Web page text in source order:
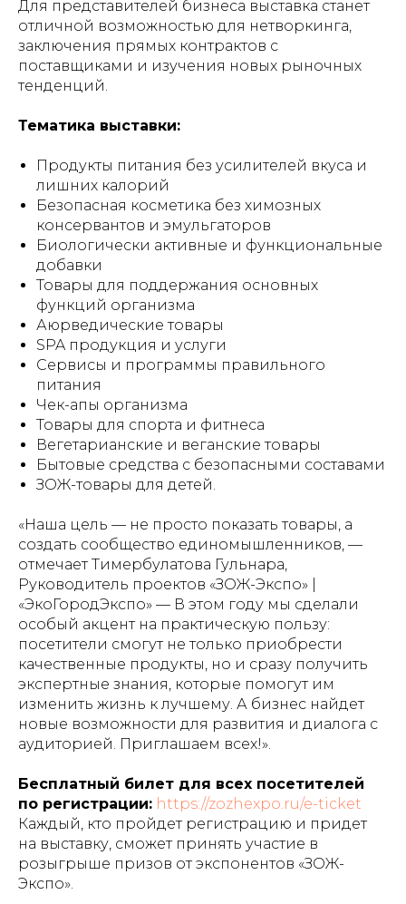
Для представителей бизнеса выставка станет
отличной возможностью для нетворкинга,
заключения прямых контрактов с
поставщиками и изучения новых рыночных
тенденций.
Тематика выставки:
Продукты питания без усилителей вкуса и
лишних калорий
Безопасная косметика без химозных
консервантов и эмульгаторов
Биологически активные и функциональные
добавки
Товары для поддержания основных
функций организма
Аюрведические товары
SPA продукция и услуги
Сервисы и программы правильного
питания
Чек-апы организма
Товары для спорта и фитнеса
Вегетарианские и веганские товары
Бытовые средства с безопасными составами
ЗОЖ-товары для детей.
«Наша цель — не просто показать товары, а
создать сообщество единомышленников, —
отмечает Тимербулатова Гульнара,
Руководитель проектов «ЗОЖ-Экспо» |
«ЭкоГородЭкспо» — В этом году мы сделали
особый акцент на практическую пользу:
посетители смогут не только приобрести
качественные продукты, но и сразу получить
экспертные знания, которые помогут им
изменить жизнь к лучшему. А бизнес найдет
новые возможности для развития и диалога с
аудиторией. Приглашаем всех!».
Бесплатный билет для всех посетителей
по регистрации: https://zozhexpo.ru/e-ticket
Каждый, кто пройдет регистрацию и придет
на выставку, сможет принять участие в
розыгрыше призов от экспонентов «ЗОЖ-
Экспо».